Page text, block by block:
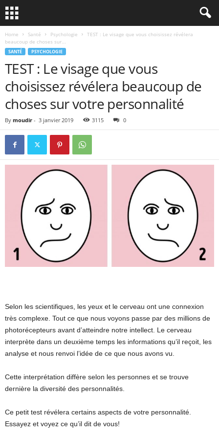
Home Santé Psychologie
TEST : Le visage que vous choisissez révélera
beaucoup de choses sur...
SANTÉ PSYCHOLOGIE
TEST : Le visage que vous
choisissez révélera beaucoup de
choses sur votre personnalité
By moudir - 3 janvier 2019 3115 0
Selon les scientifiques, les yeux et le cerveau ont une connexion
très complexe. Tout ce que nous voyons passe par des millions de
photorécepteurs avant d’atteindre notre intellect. Le cerveau
interprète dans un deuxième temps les informations qu’il reçoit, les
analyse et nous renvoi l’idée de ce que nous avons vu.
Cette interprétation diffère selon les personnes et se trouve
dernière la diversité des personnalités.
Ce petit test révélera certains aspects de votre personnalité.
Essayez et voyez ce qu’il dit de vous!